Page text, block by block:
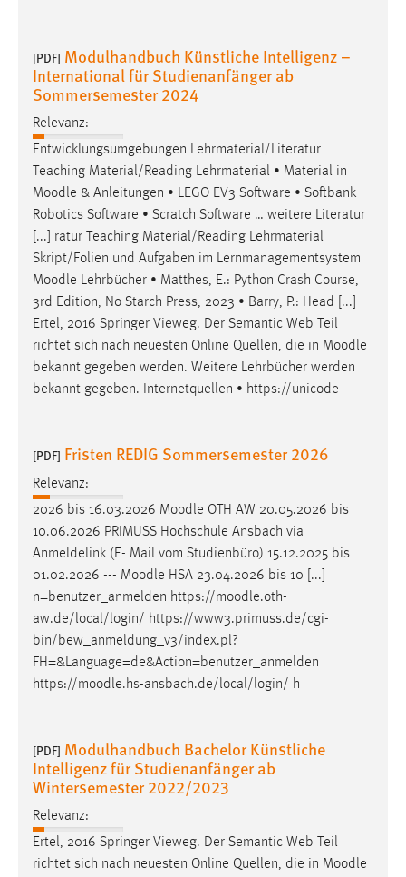
[PDF] Modulhandbuch Künstliche Intelligenz –
International für Studienanfänger ab
Sommersemester 2024
Relevanz:
Entwicklungsumgebungen Lehrmaterial/Literatur
Teaching Material/Reading Lehrmaterial • Material in
Moodle & Anleitungen • LEGO EV3 Software • Softbank
Robotics Software • Scratch Software … weitere Literatur
[...] ratur Teaching Material/Reading Lehrmaterial
Skript/Folien und Aufgaben im Lernmanagementsystem
Moodle Lehrbücher • Matthes, E.: Python Crash Course,
3rd Edition, No Starch Press, 2023 • Barry, P.: Head [...]
Ertel, 2016 Springer Vieweg. Der Semantic Web Teil
richtet sich nach neuesten Online Quellen, die in Moodle
bekannt gegeben werden. Weitere Lehrbücher werden
bekannt gegeben. Internetquellen • https://unicode
[PDF] Fristen REDIG Sommersemester 2026
Relevanz:
2026 bis 16.03.2026 Moodle OTH AW 20.05.2026 bis
10.06.2026 PRIMUSS Hochschule Ansbach via
Anmeldelink (E- Mail vom Studienbüro) 15.12.2025 bis
01.02.2026 --- Moodle HSA 23.04.2026 bis 10 [...]
n=benutzer_anmelden https://moodle.oth-
aw.de/local/login/ https://www3.primuss.de/cgi-
bin/bew_anmeldung_v3/index.pl?
FH=&Language=de&Action=benutzer_anmelden
https://moodle.hs-ansbach.de/local/login/ h
[PDF] Modulhandbuch Bachelor Künstliche
Intelligenz für Studienanfänger ab
Wintersemester 2022/2023
Relevanz:
Ertel, 2016 Springer Vieweg. Der Semantic Web Teil
richtet sich nach neuesten Online Quellen, die in Moodle